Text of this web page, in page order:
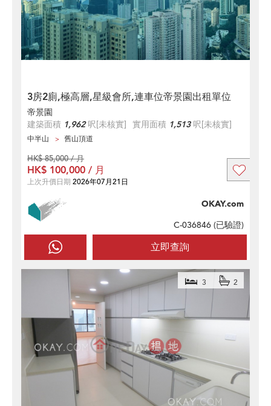
3房2廁,極高層,星級會所,連車位帝景園出租單位
帝景園
建築面積 1,962呎[未核實] 實用面積 1,513呎[未核實]
中半山 舊山頂道
立即查詢
OKAY.com
C-036846 (已驗證)
HK$ 85,000 / 月
HK$ 100,000 / 月
上次升價日期 2026年07月21日
3 2